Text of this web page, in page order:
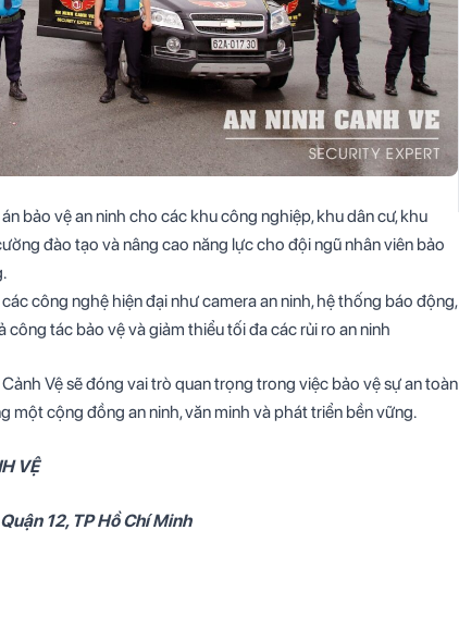
bảo vệ an ninh cho các khu công nghiệp, khu dân cư, khu
đào tạo và nâng cao năng lực cho đội ngũ nhân viên bảo
công nghệ hiện đại như camera an ninh, hệ thống báo động,
tác bảo vệ và giảm thiểu tối đa các rủi ro an ninh
Vệ sẽ đóng vai trò quan trọng trong việc bảo vệ sự an toàn
cộng đồng an ninh, văn minh và phát triển bền vững.
VỆ
12, TP Hồ Chí Minh